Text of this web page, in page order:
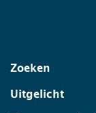
Zoeken
Uitgelicht